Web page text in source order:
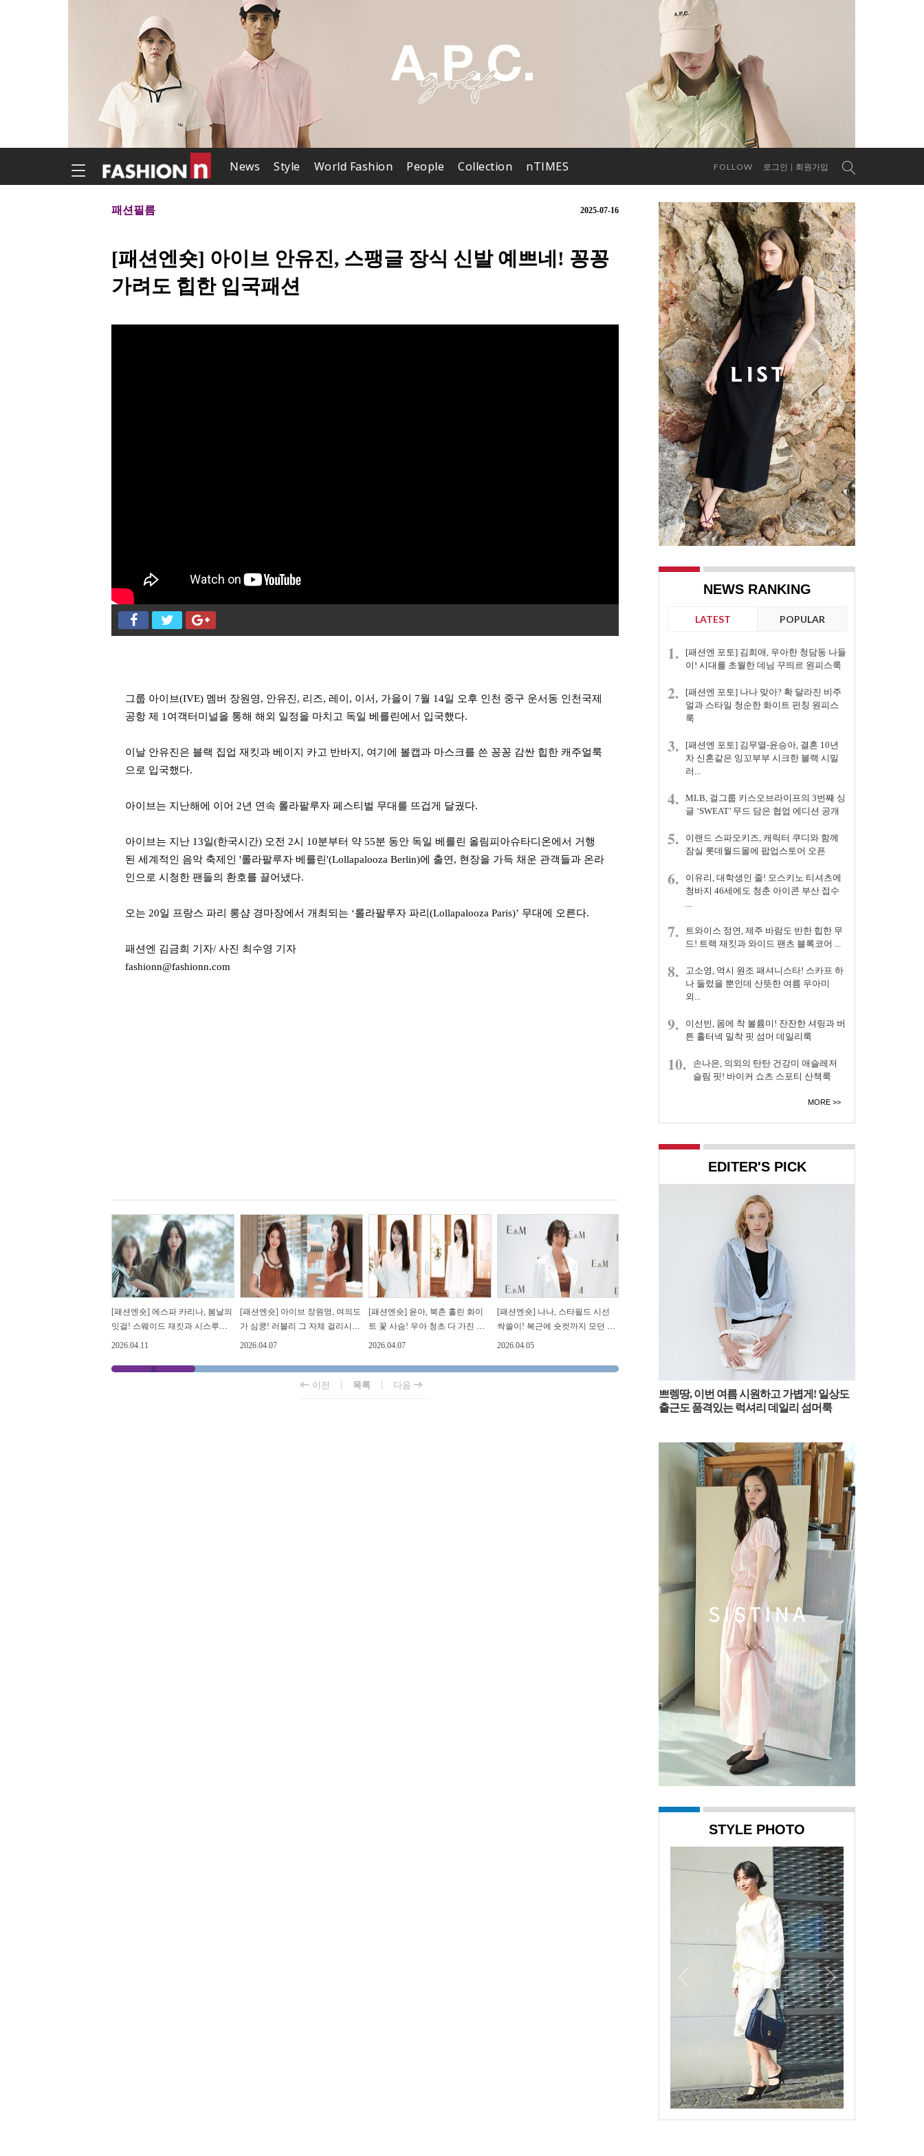
News Style World Fashion People Collection nTIMES FOLLOW 로그인 회원가입
패션필름 2025-07-16
[패션엔숏] 아이브 안유진, 스팽글 장식 신발 예쁘네! 꽁꽁
가려도 힙한 입국패션
그룹 아이브(IVE) 멤버 장원영, 안유진, 리즈, 레이, 이서, 가을이 7월 14일 오후 인천 중구 운서동 인천국제
공항 제 1여객터미널을 통해 해외 일정을 마치고 독일 베를린에서 입국했다.
이날 안유진은 블랙 집업 재킷과 베이지 카고 반바지, 여기에 볼캡과 마스크를 쓴 꽁꽁 감싼 힙한 캐주얼룩
으로 입국했다.
아이브는 지난해에 이어 2년 연속 롤라팔루자 페스티벌 무대를 뜨겁게 달궜다.
아이브는 지난 13일(한국시간) 오전 2시 10분부터 약 55분 동안 독일 베를린 올림피아슈타디온에서 거행
된 세계적인 음악 축제인 '롤라팔루자 베를린'(Lollapalooza Berlin)에 출연, 현장을 가득 채운 관객들과 온라
인으로 시청한 팬들의 환호를 끌어냈다.
오는 20일 프랑스 파리 롱샴 경마장에서 개최되는 ‘롤라팔루자 파리(Lollapalooza Paris)’ 무대에 오른다.
패션엔 김금희 기자/ 사진 최수영 기자
fashionn@fashionn.com
[패션엔숏] 에스파 카리나, 봄날의
잇걸! 스웨이드 재킷과 시스루가
만난 섹시한 아웃핏
2026.04.11
[패션엔숏] 아이브 장원영, 여의도
가 심쿵! 러블리 그 자체 걸리시
프릴 러플 원피스룩
2026.04.07
[패션엔숏] 윤아, 북촌 홀린 화이
트 꽃 사슴! 우아 청초 다 가진 단
아한 화이트 슈트룩
2026.04.07
[패션엔숏] 나나, 스타필드 시선
싹쓸이! 복근에 숏컷까지 모던 클
래식 멋쟁이 슈트룩
2026.04.05
[패션엔숏] 블랙핑크 제니, 집업
스웨터와 청바지 조합! 무심한 듯
[패션엔숏] 에스파 카리나, 청청도
우아 공항이 심쿵! ‘데님 온 데님’
밀라노 출국룩
2026.02.26
이전 | 목록 | 다음
NEWS RANKING
LATEST POPULAR
1.
[패션엔 포토] 김희애, 우아한 청담동 나들
이! 시대를 초월한 데님 꾸띄르 원피스룩
2.
[패션엔 포토] 나나 맞아? 확 달라진 비주
얼과 스타일 청순한 화이트 펀칭 원피스
룩
3.
[패션엔 포토] 김무열-윤승아, 결혼 10년
차 신혼같은 잉꼬부부 시크한 블랙 시밀
러...
4.
MLB, 걸그룹 키스오브라이프의 3번째 싱
글 ‘SWEAT’ 무드 담은 협업 에디션 공개
5.
이랜드 스파오키즈, 캐릭터 쿠디와 함께
잠실 롯데월드몰에 팝업스토어 오픈
6.
이유리, 대학생인 줄! 모스키노 티셔츠에
청바지 46세에도 청춘 아이콘 부산 접수
...
7.
트와이스 정연, 제주 바람도 반한 힙한 무
드! 트랙 재킷과 와이드 팬츠 블록코어 ...
8.
고소영, 역시 원조 패셔니스타! 스카프 하
나 둘렀을 뿐인데 산뜻한 여름 우아미
외...
9.
이선빈, 몸에 착 볼륨미! 잔잔한 셔링과 버
튼 홀터넥 밀착 핏 섬머 데일리룩
10.
손나은, 의외의 탄탄 건강미 애슬레저
슬림 핏! 바이커 쇼츠 스포티 산책룩
MORE
EDITER'S PICK
쁘렝땅, 이번 여름 시원하고 가볍게! 일상도
출근도 품격있는 럭셔리 데일리 섬머룩
STYLE PHOTO